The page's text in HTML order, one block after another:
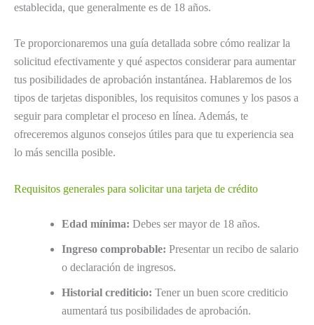
establecida, que generalmente es de 18 años.
Te proporcionaremos una guía detallada sobre cómo realizar la
solicitud efectivamente y qué aspectos considerar para aumentar
tus posibilidades de aprobación instantánea. Hablaremos de los
tipos de tarjetas disponibles, los requisitos comunes y los pasos a
seguir para completar el proceso en línea. Además, te
ofreceremos algunos consejos útiles para que tu experiencia sea
lo más sencilla posible.
Requisitos generales para solicitar una tarjeta de crédito
Edad mínima: Debes ser mayor de 18 años.
Ingreso comprobable: Presentar un recibo de salario
o declaración de ingresos.
Historial crediticio: Tener un buen score crediticio
aumentará tus posibilidades de aprobación.